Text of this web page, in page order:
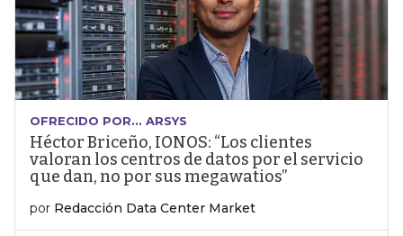
OFRECIDO POR... ARSYS
Héctor Briceño, IONOS: “Los clientes
valoran los centros de datos por el servicio
que dan, no por sus megawatios”
por Redacción Data Center Market